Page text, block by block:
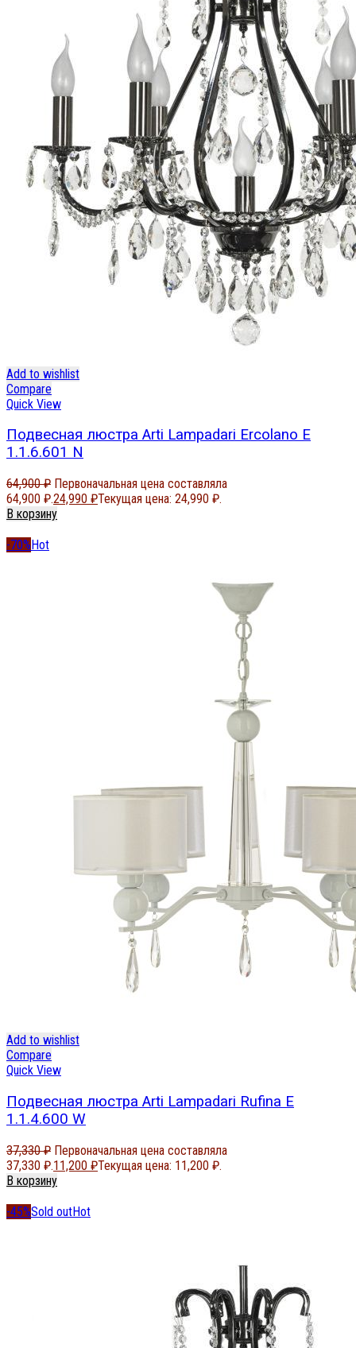
Add to wishlist
Compare
Quick View
Подвесная люстра Arti Lampadari Ercolano E
1.1.6.601 N
64,900₽ Первоначальная цена составляла
64,900 ₽.24,990 ₽Текущая цена: 24,990 ₽.
В корзину
-70%Hot
Add to wishlist
Compare
Quick View
Подвесная люстра Arti Lampadari Rufina E
1.1.4.600 W
37,330₽ Первоначальная цена составляла
37,330 ₽.11,200 ₽Текущая цена: 11,200 ₽.
В корзину
-45%Sold outHot